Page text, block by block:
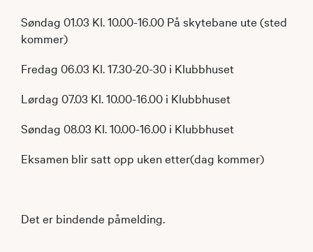
Søndag 01.03 Kl. 10.00-16.00 På skytebane ute (sted
kommer)
Fredag 06.03 Kl. 17.30-20-30 i Klubbhuset
Lørdag 07.03 Kl. 10.00-16.00 i Klubbhuset
Søndag 08.03 Kl. 10.00-16.00 i Klubbhuset
Eksamen blir satt opp uken etter(dag kommer)
Det er bindende påmelding.